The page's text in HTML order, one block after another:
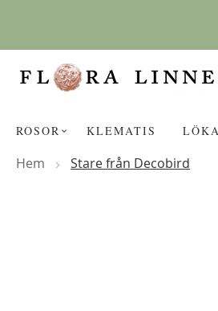
innehållet
ROSOR
KLEMATIS
Hem Stare från Decobird
KANSKE NÅGON